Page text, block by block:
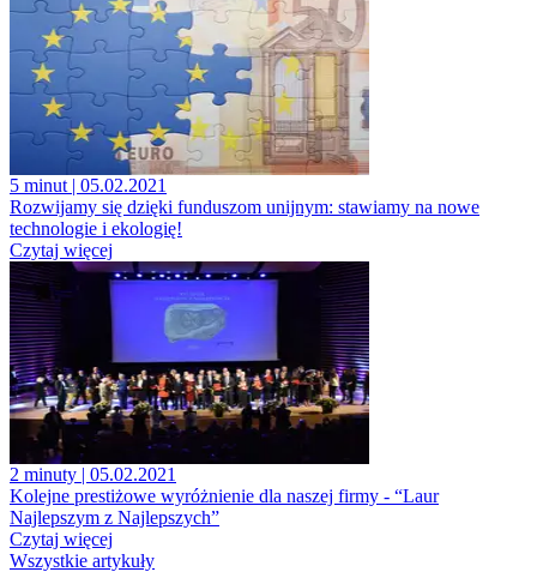
5 minut | 05.02.2021
Rozwijamy się dzięki funduszom unijnym: stawiamy na nowe
technologie i ekologię!
Czytaj więcej
2 minuty | 05.02.2021
Kolejne prestiżowe wyróżnienie dla naszej firmy - “Laur
Najlepszym z Najlepszych”
Czytaj więcej
Wszystkie artykuły